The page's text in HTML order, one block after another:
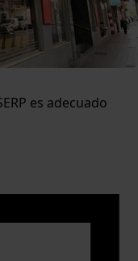
es adecuado